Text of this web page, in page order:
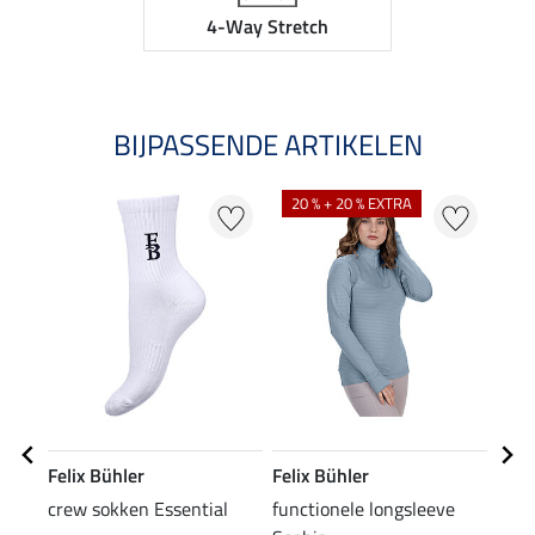
4-Way Stretch
BIJPASSENDE ARTIKELEN
Felix Bühler
crew sokken Essential
20 % + 20 % EXTRA
Felix Bühler
functionele longsleeve